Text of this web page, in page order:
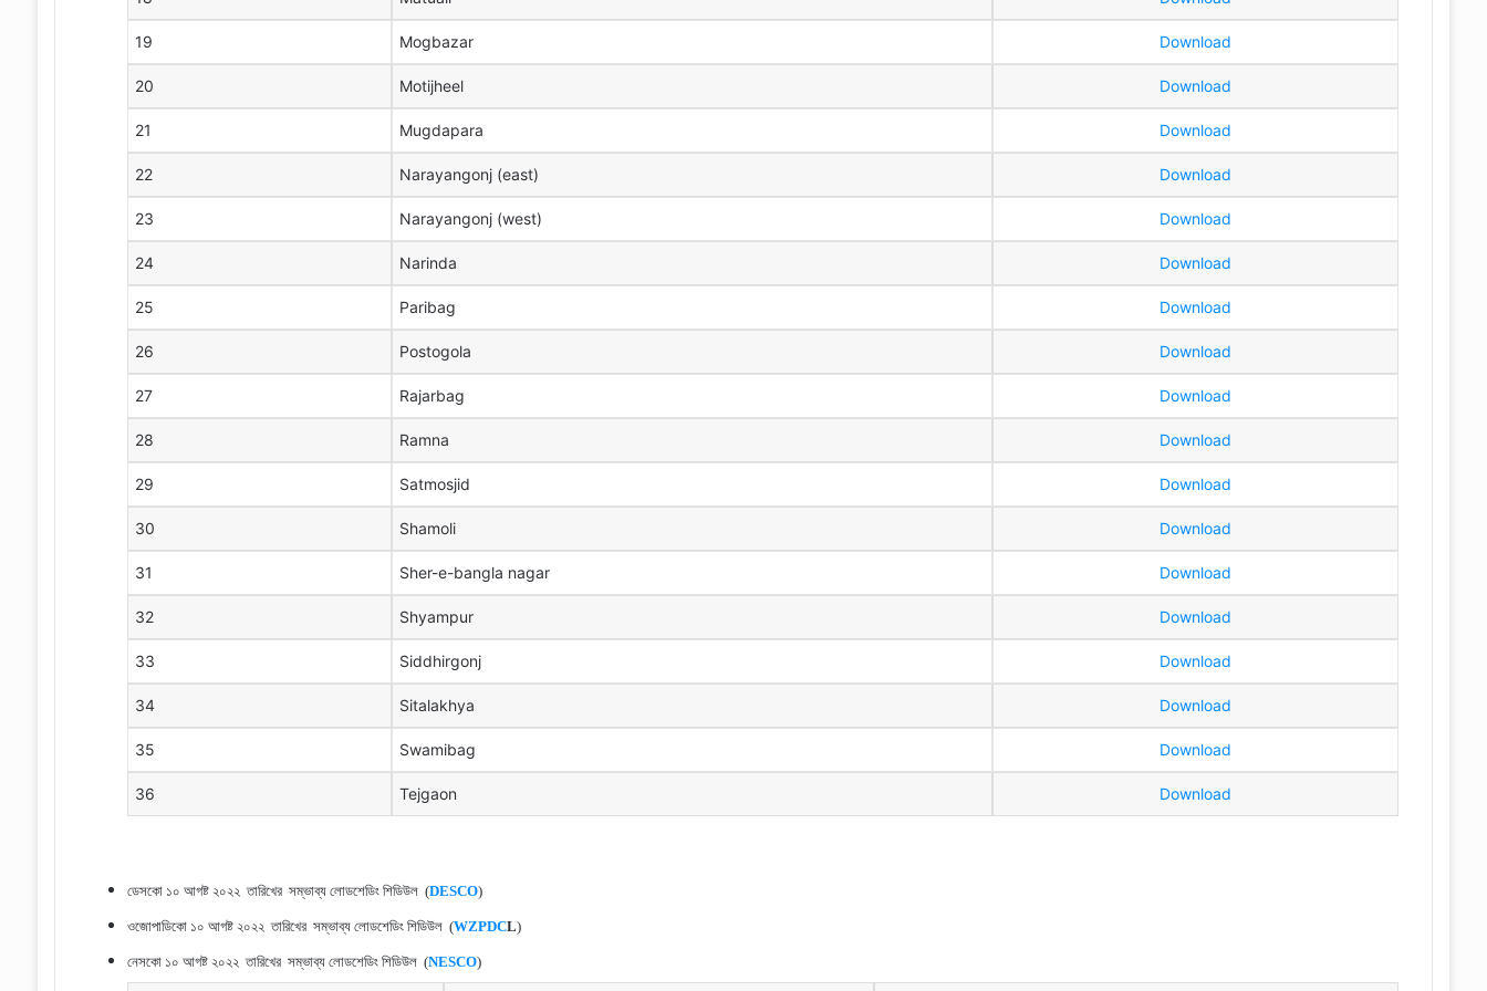
19 Mogbazar Download
20 Motijheel Download
21 Mugdapara Download
22 Narayangonj (east) Download
23 Narayangonj (west) Download
24 Narinda Download
25 Paribag Download
26 Postogola Download
27 Rajarbag Download
28 Ramna Download
29 Satmosjid Download
30 Shamoli Download
31 Sher-e-bangla nagar Download
32 Shyampur Download
33 Siddhirgonj Download
34 Sitalakhya Download
35 Swamibag Download
36 Tejgaon Download
ডেসকো ১০ আগষ্ট ২০২২ তারিখেরসম্ভাব্য লোডশেডিং শিডিউল (DESCO)
ওজোপাডিকো ১০ আগষ্ট ২০২২ তারিখের সম্ভাব্য লোডশেডিং শিডিউল (WZPDCL)
নেসকো ১০ আগষ্ট ২০২২ তারিখের সম্ভাব্য লোডশেডিং শিডিউল (NESCO)